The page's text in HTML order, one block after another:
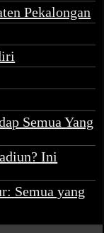
Pekalongan
Semua Yang
Ini
Semua yang